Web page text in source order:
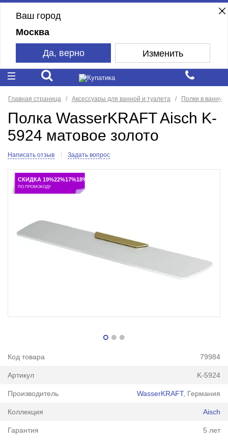
Ваш город
Москва
Да, верно Изменить
Главная страница Аксессуары для ванной и туалета Полки в ванную
Полка WasserKRAFT Aisch K-
5924 матовое золото
Написать отзыв Задать вопрос
СКИДКА 19%22%17%18%
ПО ПРОМОКОДУ
Код товара 79984
Артикул K-5924
Производитель WasserKRAFT, Германия
Коллекция Aisch
Гарантия 5 лет